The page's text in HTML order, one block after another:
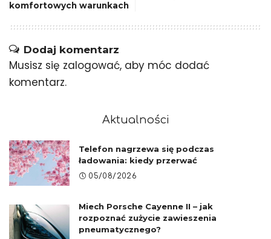
komfortowych warunkach
Dodaj komentarz
Musisz się zalogować, aby móc dodać
komentarz.
Aktualności
Telefon nagrzewa się podczas
ładowania: kiedy przerwać
05/08/2026
Miech Porsche Cayenne II – jak
rozpoznać zużycie zawieszenia
pneumatycznego?